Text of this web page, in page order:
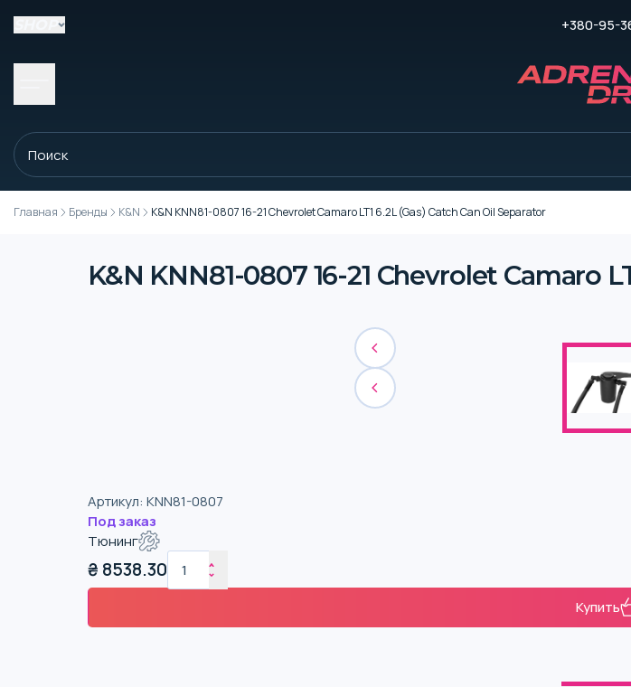
+380-95-
Главная Бренды K&N K&N KNN81-0807 16-21 Chevrolet Camaro LT1 6.2L (Gas) Catch Can Oil Separator
K&N KNN81-0807 16-21 Chevrolet Camaro
Артикул: KNN81-0807
Под заказ
Тюнинг
₴ 8538.30
Купить